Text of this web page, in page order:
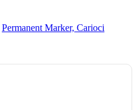
Permanent Marker, Carioci